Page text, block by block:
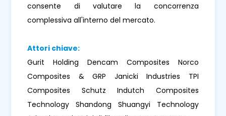
consente di valutare la concorrenza
complessiva all'interno del mercato.
Attori chiave:
Gurit Holding Dencam Composites Norco
Composites & GRP Janicki Industries TPI
Composites Schutz Indutch Composites
Technology Shandong Shuangyi Technology